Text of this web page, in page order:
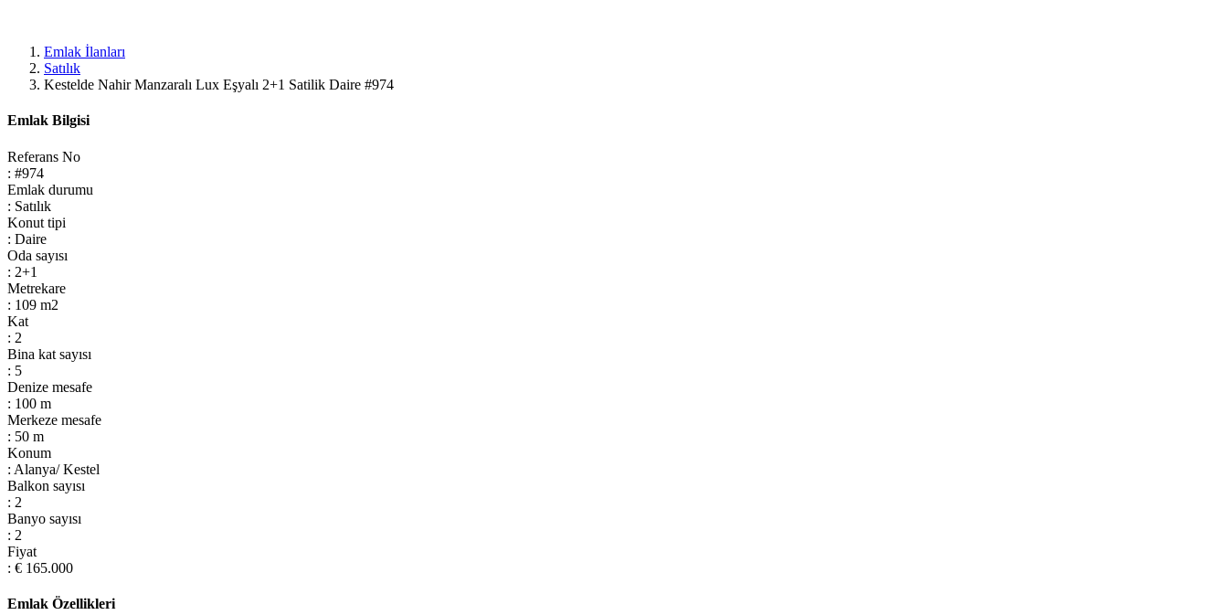
Emlak İlanları
Satılık
Kestelde Nahir Manzaralı Lux Eşyalı 2+1 Satilik Daire #974
Emlak Bilgisi
Referans No
: #974
Emlak durumu
: Satılık
Konut tipi
: Daire
Oda sayısı
: 2+1
Metrekare
: 109 m2
Kat
: 2
Bina kat sayısı
: 5
Denize mesafe
: 100 m
Merkeze mesafe
: 50 m
Konum
: Alanya/ Kestel
Balkon sayısı
: 2
Banyo sayısı
: 2
Fiyat
: € 165.000
Emlak Özellikleri